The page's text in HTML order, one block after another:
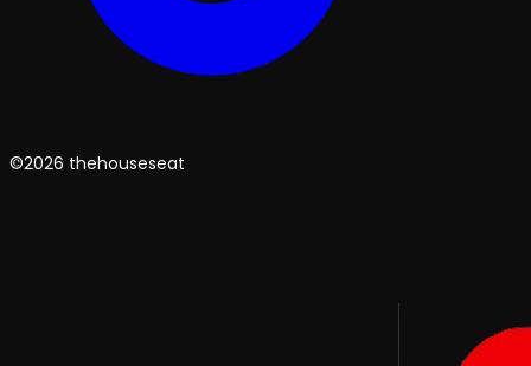
©2026 thehouseseat